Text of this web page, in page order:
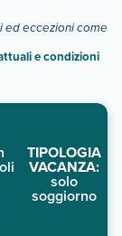
ed eccezioni come
e condizioni
TIPOLOGIA
VACANZA:
solo
soggiorno